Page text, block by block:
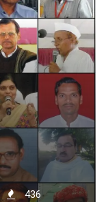
436